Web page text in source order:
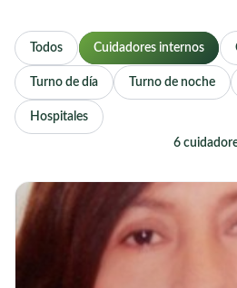
Todos Cuidadores internos
Turno de día Turno de noche
Hospitales
6